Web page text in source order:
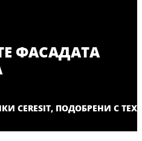
ФАСАДАТА
ПОДОБРЕНИ С